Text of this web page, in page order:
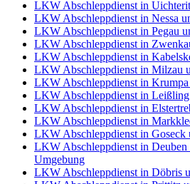
LKW Abschleppdienst in
LKW Abschleppdienst in Nessa
LKW Abschleppdienst in Pegau
LKW Abschleppdienst in
LKW Abschleppdienst in
LKW Abschleppdienst in Milzau
LKW Abschleppdienst in
LKW Abschleppdienst in
LKW Abschleppdienst in
LKW Abschleppdienst in
LKW Abschleppdienst in Goseck
LKW Abschleppdienst in Deuben
Umgebung
LKW Abschleppdienst in Döbris